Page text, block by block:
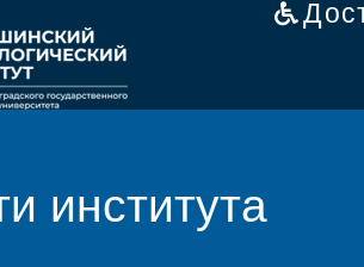
института